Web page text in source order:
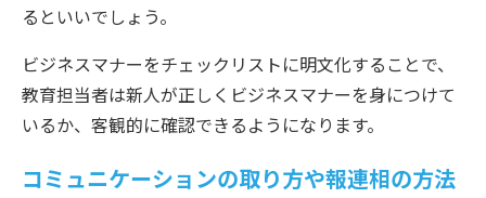
るといいでしょう。
ビジネスマナーをチェックリストに明文化することで、
教育担当者は新人が正しくビジネスマナーを身につけて
いるか、客観的に確認できるようになります。
コミュニケーションの取り方や報連相の方法